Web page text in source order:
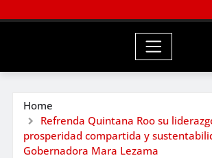
Home
Refrenda Quintana Roo su
prosperidad compartida y
Gobernadora Mara Lezama